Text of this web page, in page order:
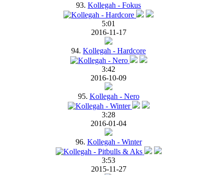
93. Kollegah - Fokus
5:01
2016-11-17
94. Kollegah - Hardcore
3:42
2016-10-09
95. Kollegah - Nero
3:28
2016-01-04
96. Kollegah - Winter
3:53
2015-11-27